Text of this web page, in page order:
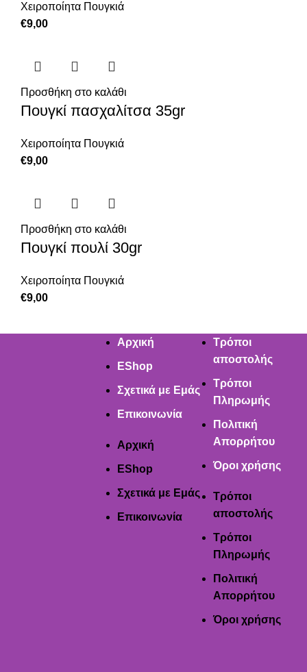
Χειροποίητα Πουγκιά
€9,00
Προσθήκη στο καλάθι
Πουγκί πασχαλίτσα 35gr
Χειροποίητα Πουγκιά
€9,00
Προσθήκη στο καλάθι
Πουγκί πουλί 30gr
Χειροποίητα Πουγκιά
€9,00
Αρχική
EShop
Σχετικά με Εμάς
Επικοινωνία
Αρχική
EShop
Σχετικά με Εμάς
Επικοινωνία
Τρόποι
αποστολής
Τρόποι
Πληρωμής
Πολιτική
Απορρήτου
Όροι χρήσης
Τρόποι
αποστολής
Τρόποι
Πληρωμής
Πολιτική
Απορρήτου
Όροι χρήσης